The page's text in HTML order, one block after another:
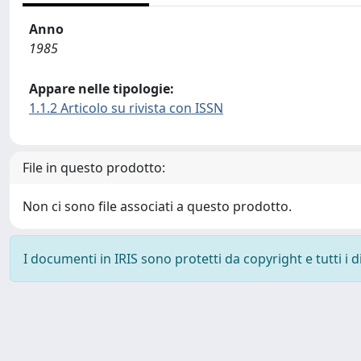
Anno
1985
Appare nelle tipologie:
1.1.2 Articolo su rivista con ISSN
File in questo prodotto:
Non ci sono file associati a questo prodotto.
I documenti in IRIS sono protetti da copyright e tutti i